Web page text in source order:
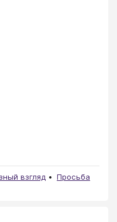
взгляд Просьба